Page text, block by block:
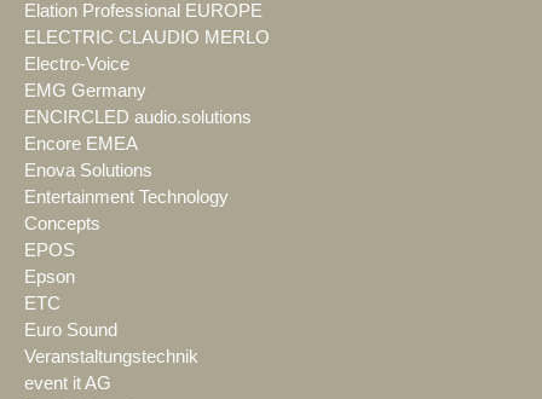
Elation Professional EUROPE
ELECTRIC CLAUDIO MERLO
Electro-Voice
EMG Germany
ENCIRCLED audio.solutions
Encore EMEA
Enova Solutions
Entertainment Technology
Concepts
EPOS
Epson
ETC
Euro Sound
Veranstaltungstechnik
event it AG